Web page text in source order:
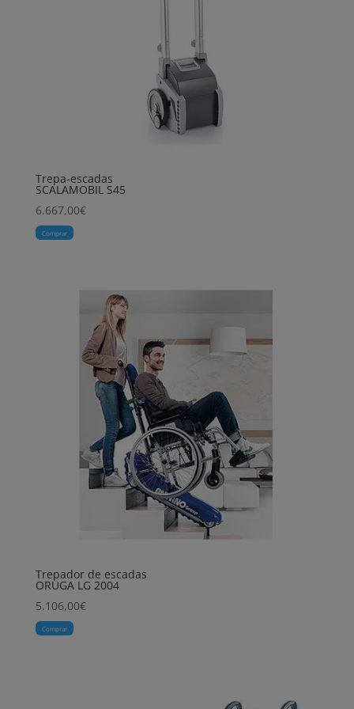
Trepa-escadas
SCALAMOBIL S45
6.667,00€
Comprar
Trepador de escadas
ORUGA LG 2004
5.106,00€
Comprar